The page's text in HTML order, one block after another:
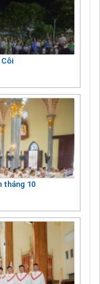
tháng 10